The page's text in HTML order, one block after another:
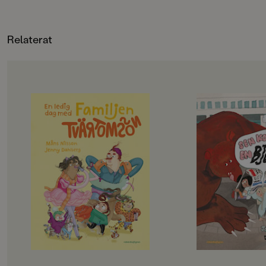
Relaterat
OM BOKEN
Det här är familjen Tvärtomsson -
en helt vanlig familj som har
kalsongerna utanpå byxorna,
precis som alla andra. Det är helg
och då ska familjen hitta på något
riktigt roligt, bestämmer barnen.
Det blir storstädning! NEEEEJ,
skriker föräldrarna, de vill gå till
badhuset och dinosauriemuseum!
Okej, suckar barnen, men först
måste föräldrarna få på sig skor och
jacka, och det tar en evig tid. På
badhuset måste man springa, så
OM BOKEN
Jempa och jag är
typ. Hennes
Hawaii, och så har
häftiga saker.
lasersvärd och en
Men det passar
alla häftiga saker.
– Det går inte nu,
städat, säger
på landet.
Jempa är också
En dag kommer
gömma oss, och